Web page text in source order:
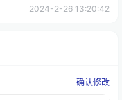
2024-2-26 13:20:42
确认修改